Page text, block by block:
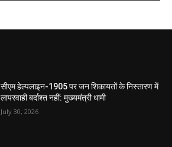
सीएम हेल्पलाइन-1905 पर जन शिकायतों के निस्तारण में
लापरवाही बर्दाश्त नहीं: मुख्यमंत्री धामी
July 30, 2026